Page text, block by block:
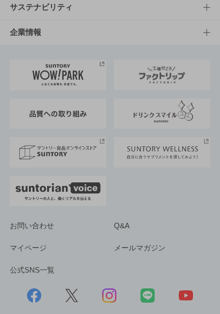
商品発売情報
栄養成分一覧
キャンペーン
工場見学
地域情報
文化・スポーツTOP
サントリーホール
サントリーサンバーズ大阪
サステナビリティ
サステナビリティTOP
サントリーが考えるサステナビリティ経営
企業情報
企業概要
採用情報
お問い合わせ Q&A
マイページ メールマガジン
公式SNS一覧